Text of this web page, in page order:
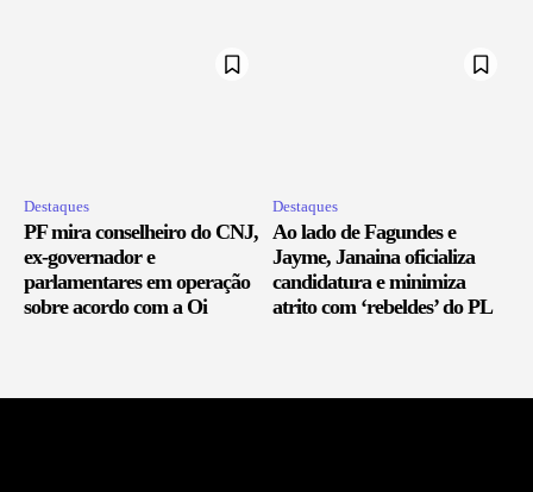
Destaques
PF mira conselheiro do CNJ,
ex-governador e
parlamentares em operação
sobre acordo com a Oi
Destaques
Ao lado de Fagundes e
Jayme, Janaina oficializa
candidatura e minimiza
atrito com ‘rebeldes’ do PL